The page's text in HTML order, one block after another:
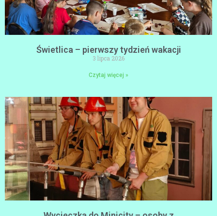
Świetlica – pierwszy tydzień wakacji
3 lipca 2026
Czytaj więcej »